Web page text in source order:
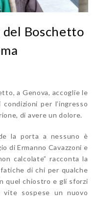
del Boschetto
a Genova, accoglie le
condizioni per l’ingresso
di avere un dolore.
la porta a nessuno è
di Ermanno Cavazzoni e
calcolate” racconta la
di chi per qualche
quel chiostro e gli sforzi
sospese un nuovo